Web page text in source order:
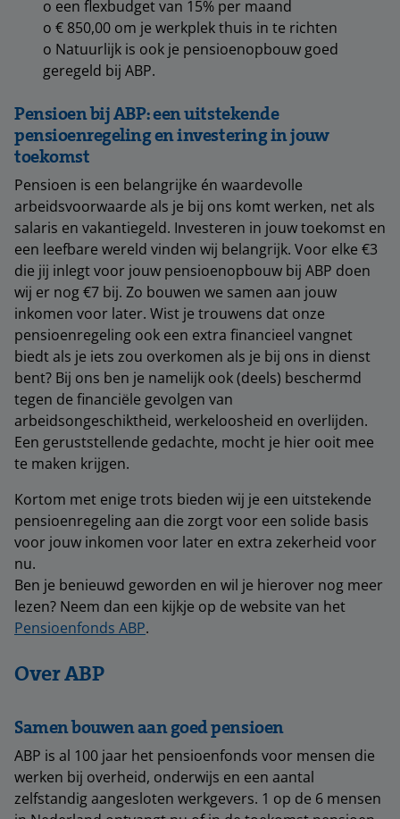
o een flexbudget van 15% per maand
o € 850,00 om je werkplek thuis in te richten
o Natuurlijk is ook je pensioenopbouw goed
geregeld bij ABP.
Pensioen bij ABP: een uitstekende
pensioenregeling en investering in jouw
toekomst
Pensioen is een belangrijke én waardevolle
arbeidsvoorwaarde als je bij ons komt werken, net als
salaris en vakantiegeld. Investeren in jouw toekomst en
een leefbare wereld vinden wij belangrijk. Voor elke €3
die jij inlegt voor jouw pensioenopbouw bij ABP doen
wij er nog €7 bij. Zo bouwen we samen aan jouw
inkomen voor later. Wist je trouwens dat onze
pensioenregeling ook een extra financieel vangnet
biedt als je iets zou overkomen als je bij ons in dienst
bent? Bij ons ben je namelijk ook (deels) beschermd
tegen de financiële gevolgen van
arbeidsongeschiktheid, werkeloosheid en overlijden.
Een geruststellende gedachte, mocht je hier ooit mee
te maken krijgen.
Kortom met enige trots bieden wij je een uitstekende
pensioenregeling aan die zorgt voor een solide basis
voor jouw inkomen voor later en extra zekerheid voor
nu.
Ben je benieuwd geworden en wil je hierover nog meer
lezen? Neem dan een kijkje op de website van het
Pensioenfonds ABP.
Over ABP
Samen bouwen aan goed pensioen
ABP is al 100 jaar het pensioenfonds voor mensen die
werken bij overheid, onderwijs en een aantal
zelfstandig aangesloten werkgevers. 1 op de 6 mensen